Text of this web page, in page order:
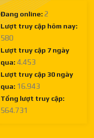
Đang online: 2
Lượt truy cập hôm nay:
580
Lượt truy cập 7 ngày
qua: 4.453
Lượt truy cập 30 ngày
qua: 16.943
Tổng lượt truy cập:
564.731